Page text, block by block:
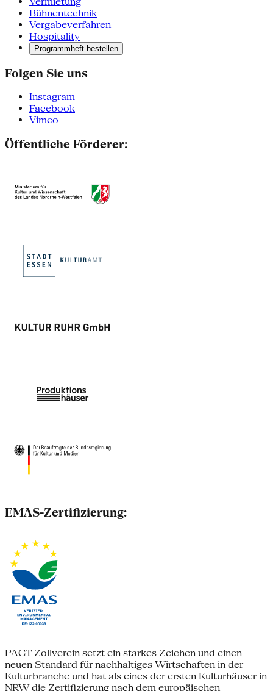
Bühnentechnik
Vergabeverfahren
Hospitality
Programmheft bestellen
Folgen Sie uns
Instagram
Facebook
Vimeo
Öffentliche Förderer:
EMAS-Zertifizierung:
PACT Zollverein setzt ein starkes Zeichen und einen
neuen Standard für nachhaltiges Wirtschaften in der
Kulturbranche und hat als eines der ersten Kulturhäuser in
NRW die Zertifizierung nach dem europäischen